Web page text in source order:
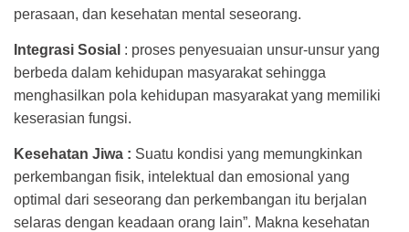
perasaan, dan kesehatan mental seseorang.
Integrasi Sosial : proses penyesuaian unsur-unsur yang
berbeda dalam kehidupan masyarakat sehingga
menghasilkan pola kehidupan masyarakat yang memiliki
keserasian fungsi.
Kesehatan Jiwa : Suatu kondisi yang memungkinkan
perkembangan fisik, intelektual dan emosional yang
optimal dari seseorang dan perkembangan itu berjalan
selaras dengan keadaan orang lain”. Makna kesehatan